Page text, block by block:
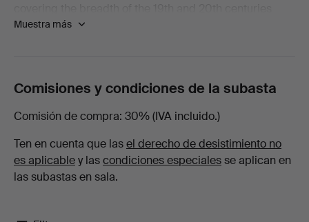
Lawrences
Auctioneers
there are examples from nearly every conflict. Amongst
as many as eleven cavalry charges by the French. To be
Smalley with the 73rd Regiment of Foot was must have
been horrifying.
Elsewhere in the medals there are chargers with the
Heavy Brigade at Crimea, a charger with 21st Lancers
scarce medal to a fatality at Chilianwala as well as the
Muestra más
Comisiones y condiciones de la subasta
Comisión de compra 30% (IVA incluido.)
Ten en cuenta que lasel derecho de desistimiento no
es aplicabley lascondiciones especialesse aplican en
las subastas en sala.